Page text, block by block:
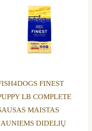
FINEST
LB COMPLETE
MAISTAS
DIDELIŲ
20,00 €
through
53,99 €
product
has
multiple
variants.
may
be
chosen
on